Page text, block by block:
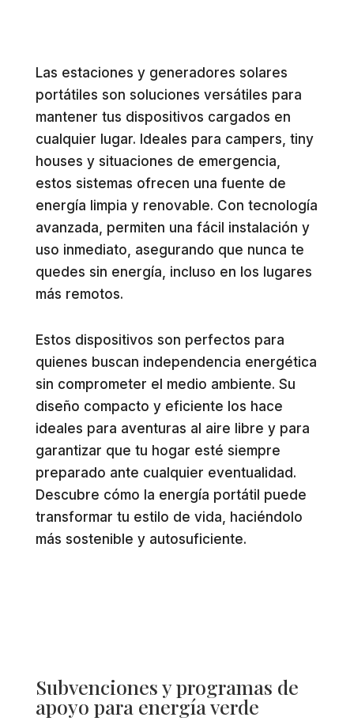
Las estaciones y generadores solares
portátiles son soluciones versátiles para
mantener tus dispositivos cargados en
cualquier lugar. Ideales para campers, tiny
houses y situaciones de emergencia,
estos sistemas ofrecen una fuente de
energía limpia y renovable. Con tecnología
avanzada, permiten una fácil instalación y
uso inmediato, asegurando que nunca te
quedes sin energía, incluso en los lugares
más remotos.
Estos dispositivos son perfectos para
quienes buscan independencia energética
sin comprometer el medio ambiente. Su
diseño compacto y eficiente los hace
ideales para aventuras al aire libre y para
garantizar que tu hogar esté siempre
preparado ante cualquier eventualidad.
Descubre cómo la energía portátil puede
transformar tu estilo de vida, haciéndolo
más sostenible y autosuficiente.
Subvenciones y programas de
apoyo para energía verde